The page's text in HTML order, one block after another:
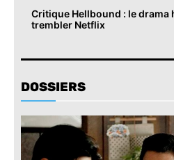
Critique Hellbound : le
trembler Netflix
DOSSIERS